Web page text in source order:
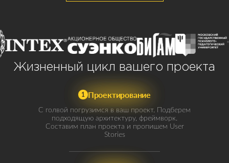
Жизненный цикл вашего проекта
1 Проектирование
С голвой погрузимся в ваш проект. Подберем
подходящую архитектуру, фреймворк.
Составим план проекта и пропишем User
Stories